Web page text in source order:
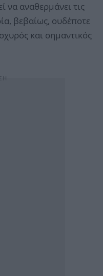
να αναθερμάνει τις
βεβαίως, ουδέποτε
και σημαντικός